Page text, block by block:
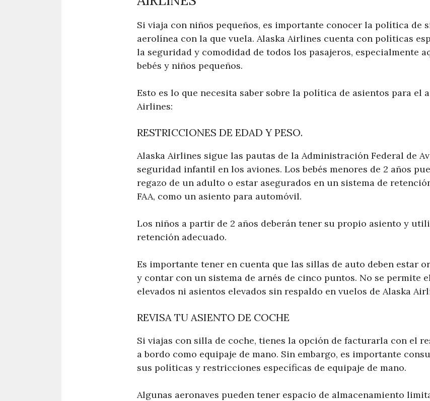
Si viaja con niños pequeños, es importante conocer la política de
aerolínea con la que vuela. Alaska Airlines cuenta con políticas
la seguridad y comodidad de todos los pasajeros, especialmente
bebés y niños pequeños.
Esto es lo que necesita saber sobre la política de asientos para el
Airlines:
RESTRICCIONES DE EDAD Y PESO.
Alaska Airlines sigue las pautas de la Administración Federal de
seguridad infantil en los aviones. Los bebés menores de 2 años
regazo de un adulto o estar asegurados en un sistema de
FAA, como un asiento para automóvil.
Los niños a partir de 2 años deberán tener su propio asiento y
retención adecuado.
Es importante tener en cuenta que las sillas de auto deben estar
y contar con un sistema de arnés de cinco puntos. No se permite
elevados ni asientos elevados sin respaldo en vuelos de Alaska
REVISA TU ASIENTO DE COCHE
Si viajas con silla de coche, tienes la opción de facturarla con el
a bordo como equipaje de mano. Sin embargo, es importante
sus políticas y restricciones específicas de equipaje de mano.
Algunas aeronaves pueden tener espacio de almacenamiento